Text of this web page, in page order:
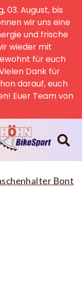
03. August, bis
wir uns eine
und frische
wieder mit
für euch
Dank für
darauf, euch
Euer Team von